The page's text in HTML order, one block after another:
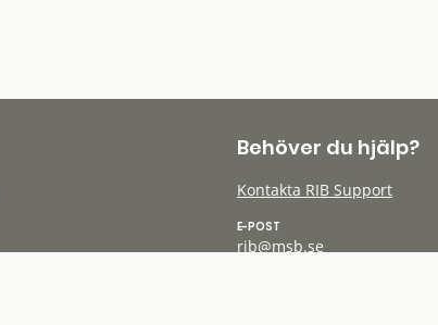
Behöver du hjälp?
Kontakta RIB Support
E-POST
rib@msb.se